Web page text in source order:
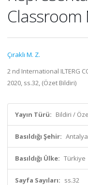
Çıraklı M. Z.
2 nd International ILTERG
2020, ss.32, (Özet Bildiri)
Yayın Türü: Bildiri /
Basıldığı Şehir: Antalya
Basıldığı Ülke: Türkiye
Sayfa Sayıları: ss.32